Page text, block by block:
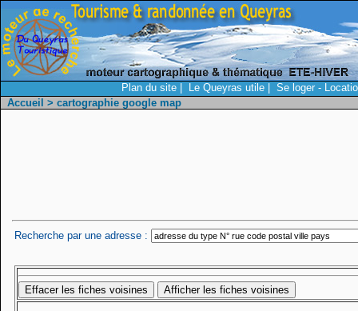
Plan du site Le Queyras utile
Se loger -
Accueil > cartographie google map
Recherche par une adresse :